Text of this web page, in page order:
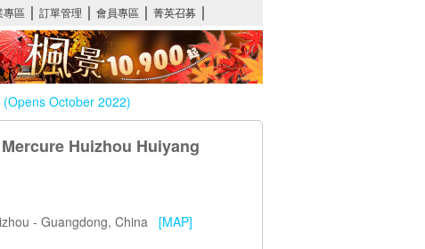
October 2022)
Huizhou Huiyang
- Guangdong, China [MAP]